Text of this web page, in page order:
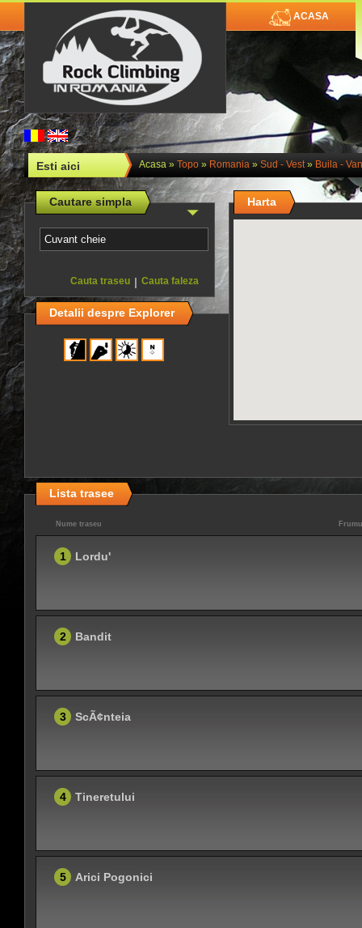
ACASA
Esti aici Acasa» Topo» Romania» Sud - Vest» Buila -
Cautare simpla
Cauta faleza
|
Cauta traseu
Harta
Detalii despre Explorer
Lista trasee
Nume traseu
1 Lordu'
2 Bandit
3 ScÃ¢nteia
4 Tineretului
5 Arici Pogonici